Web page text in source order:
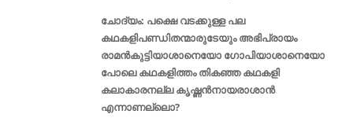
ചോദ്യം: പക്ഷെ വടക്കുള്ള പല
കഥകളിപണ്ഡിതന്മാരുടേയും അഭിപ്രായം
രാമൻകുട്ടിയാശാനെയോ ഗോപിയാശാനെയോ
പോലെ കഥകളിത്തം തികഞ്ഞ കഥകളി
കലാകാരനല്ല കൃഷ്ണൻനായരാശാൻ
എന്നാണല്ലൊ?